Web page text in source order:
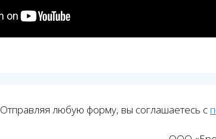
Отправляя любую форму, вы соглашаетесь с